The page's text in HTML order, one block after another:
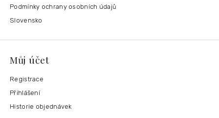
Podmínky ochrany osobních údajů
Slovensko
Můj účet
Registrace
Přihlášení
Historie objednávek